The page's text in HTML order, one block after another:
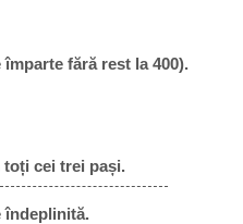
fără rest la 400).
cei trei pași.
îndeplinită.